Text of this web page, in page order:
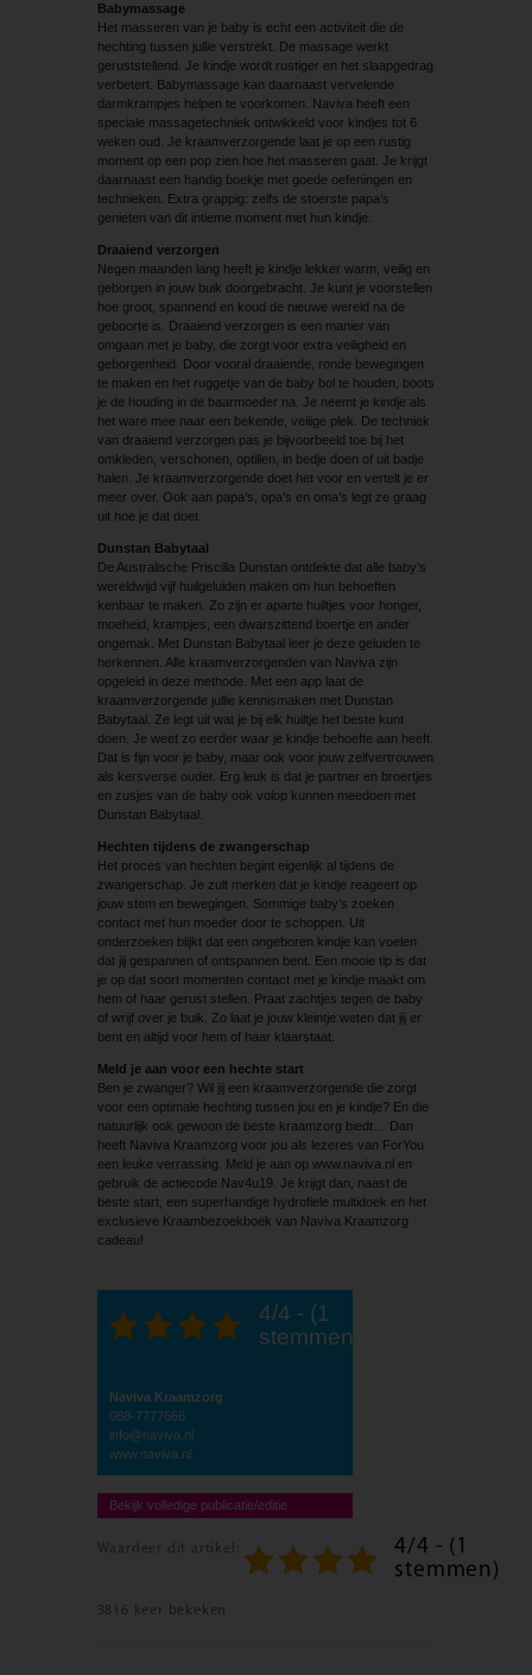
Babymassage
Het masseren van je baby is echt een activiteit die de
hechting tussen jullie verstrekt. De massage werkt
geruststellend. Je kindje wordt rustiger en het slaapgedrag
verbetert. Babymassage kan daarnaast vervelende
darmkrampjes helpen te voorkomen. Naviva heeft een
speciale massagetechniek ontwikkeld voor kindjes tot 6
weken oud. Je kraamverzorgende laat je op een rustig
moment op een pop zien hoe het masseren gaat. Je krijgt
daarnaast een handig boekje met goede oefeningen en
technieken. Extra grappig: zelfs de stoerste papa’s
genieten van dit intieme moment met hun kindje.
Draaiend verzorgen
Negen maanden lang heeft je kindje lekker warm, veilig en
geborgen in jouw buik doorgebracht. Je kunt je voorstellen
hoe groot, spannend en koud de nieuwe wereld na de
geboorte is. Draaiend verzorgen is een manier van
omgaan met je baby, die zorgt voor extra veiligheid en
geborgenheid. Door vooral draaiende, ronde bewegingen
te maken en het ruggetje van de baby bol te houden, boots
je de houding in de baarmoeder na. Je neemt je kindje als
het ware mee naar een bekende, veilige plek. De techniek
van draaiend verzorgen pas je bijvoorbeeld toe bij het
omkleden, verschonen, optillen, in bedje doen of uit badje
halen. Je kraamverzorgende doet het voor en vertelt je er
meer over. Ook aan papa’s, opa’s en oma’s legt ze graag
uit hoe je dat doet.
Dunstan Babytaal
De Australische Priscilla Dunstan ontdekte dat alle baby’s
wereldwijd vijf huilgeluiden maken om hun behoeften
kenbaar te maken. Zo zijn er aparte huiltjes voor honger,
moeheid, krampjes, een dwarszittend boertje en ander
ongemak. Met Dunstan Babytaal leer je deze geluiden te
herkennen. Alle kraamverzorgenden van Naviva zijn
opgeleid in deze methode. Met een app laat de
kraamverzorgende jullie kennismaken met Dunstan
Babytaal. Ze legt uit wat je bij elk huiltje het beste kunt
doen. Je weet zo eerder waar je kindje behoefte aan heeft.
Dat is fijn voor je baby, maar ook voor jouw zelfvertrouwen
als kersverse ouder. Erg leuk is dat je partner en broertjes
en zusjes van de baby ook volop kunnen meedoen met
Dunstan Babytaal.
Hechten tijdens de zwangerschap
Het proces van hechten begint eigenlijk al tijdens de
zwangerschap. Je zult merken dat je kindje reageert op
jouw stem en bewegingen. Sommige baby’s zoeken
contact met hun moeder door te schoppen. Uit
onderzoeken blijkt dat een ongeboren kindje kan voelen
dat jij gespannen of ontspannen bent. Een mooie tip is dat
je op dat soort momenten contact met je kindje maakt om
hem of haar gerust stellen. Praat zachtjes tegen de baby
of wrijf over je buik. Zo laat je jouw kleintje weten dat jij er
bent en altijd voor hem of haar klaarstaat.
Meld je aan voor een hechte start
Ben je zwanger? Wil jij een kraamverzorgende die zorgt
voor een optimale hechting tussen jou en je kindje? En die
natuurlijk ook gewoon de beste kraamzorg biedt… Dan
heeft Naviva Kraamzorg voor jou als lezeres van ForYou
een leuke verrassing. Meld je aan op www.naviva.nl en
gebruik de actiecode Nav4u19. Je krijgt dan, naast de
beste start, een superhandige hydrofiele multidoek en het
exclusieve Kraambezoekboek van Naviva Kraamzorg
cadeau!
4/4 - (1
stemmen)
Naviva Kraamzorg
088-7777666
info@naviva.nl
www.naviva.nl
Bekijk volledige publicatie/editie
Waardeer dit artikel:
4/4 - (1
stemmen)
3816 keer bekeken